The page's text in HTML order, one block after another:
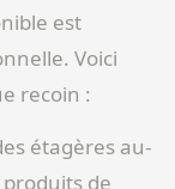
est
Voici
recoin :
étagères au-
de